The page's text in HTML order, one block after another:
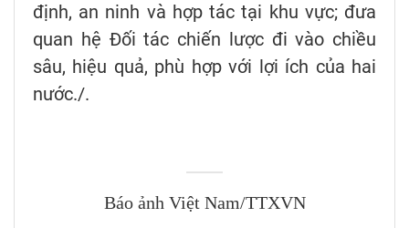
định, an ninh và hợp tác tại khu vực; đưa
quan hệ Đối tác chiến lược đi vào chiều
sâu, hiệu quả, phù hợp với lợi ích của hai
nước./.
Báo ảnh Việt Nam/TTXVN